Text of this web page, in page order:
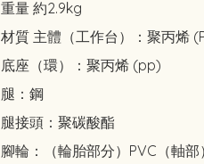
重量 約2.9kg
材質 主體（工作台）：聚丙烯
底座（環）：聚丙烯 (pp)
腿：鋼
腿接頭：聚碳酸酯
腳輪：（輪胎部分）PVC（軸部